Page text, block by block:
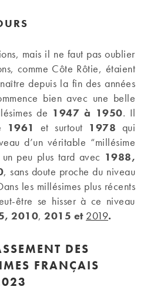
mais il ne faut pas oublier
comme Côte Rôtie, étaient
depuis la fin des années
bien avec une belle
de 1947 à 1950. Il
1961 et surtout 1978 qui
d’un véritable “millésime
peu plus tard avec 1988,
, sans doute proche du niveau
les millésimes plus récents
être se hisser à ce niveau
2010, 2015 et 2019.
DES
FRANÇAIS